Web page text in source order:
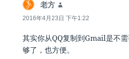
老方
道：
2016年4月23日 下午1:22
其实你从QQ复制到Gmail是不
够了，也方便。